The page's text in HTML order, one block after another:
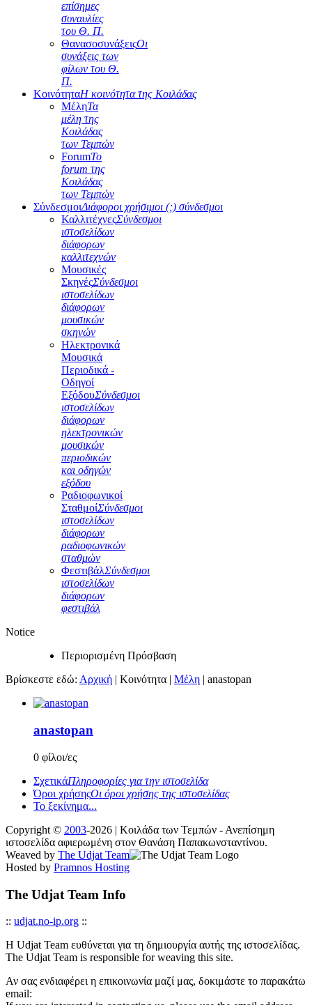
επίσημες
συναυλίες
του Θ. Π.
ΘανασοσυνάξειςΟι
συνάξεις των
φίλων του Θ.
Π.
ΚοινότηταΗ κοινότητα της Κοιλάδας
ΜέληΤα
μέλη της
Κοιλάδας
των Τεμπών
ForumΤο
forum της
Κοιλάδας
των Τεμπών
ΣύνδεσμοιΔιάφοροι χρήσιμοι (;) σύνδεσμοι
ΚαλλιτέχνεςΣύνδεσμοι
ιστοσελίδων
διάφορων
καλλιτεχνών
Μουσικές
ΣκηνέςΣύνδεσμοι
ιστοσελίδων
διάφορων
μουσικών
σκηνών
Ηλεκτρονικά
Μουσικά
Περιοδικά -
Οδηγοί
ΕξόδουΣύνδεσμοι
ιστοσελίδων
διάφορων
ηλεκτρονικών
μουσικών
περιοδικών
και οδηγών
εξόδου
Ραδιοφωνικοί
ΣταθμοίΣύνδεσμοι
ιστοσελίδων
διάφορων
ραδιοφωνικών
σταθμών
ΦεστιβάλΣύνδεσμοι
ιστοσελίδων
διάφορων
φεστιβάλ
Notice
Περιορισμένη Πρόσβαση
Βρίσκεστε εδώ: Αρχική | Κοινότητα | Μέλη | anastopan
anastopan
0 φίλοι/ες
ΣχετικάΠληροφορίες για την ιστοσελίδα
Όροι χρήσηςΟι όροι χρήσης της ιστοσελίδας
Το ξεκίνημα...
Copyright © 2003-2026 | Κοιλάδα των Τεμπών - Ανεπίσημη
ιστοσελίδα αφιερωμένη στον Θανάση Παπακωνσταντίνου.
Weaved by The Udjat Team
Hosted by Pramnos Hosting
The Udjat Team Info
:: udjat.no-ip.org ::
Η Udjat Team ευθύνεται για τη δημιουργία αυτής της ιστοσελίδας.
The Udjat Team is responsible for weaving this site.
Αν σας ενδιαφέρει η επικοινωνία μαζί μας, δοκιμάστε το παρακάτω
email: